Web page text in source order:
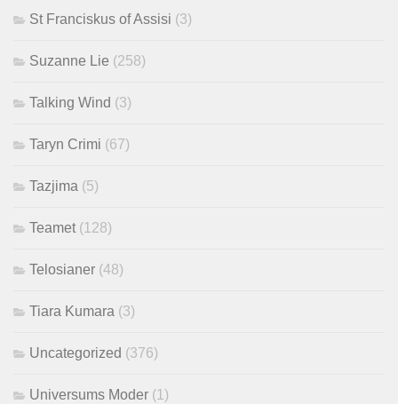
St Franciskus of Assisi (3)
Suzanne Lie (258)
Talking Wind (3)
Taryn Crimi (67)
Tazjima (5)
Teamet (128)
Telosianer (48)
Tiara Kumara (3)
Uncategorized (376)
Universums Moder (1)